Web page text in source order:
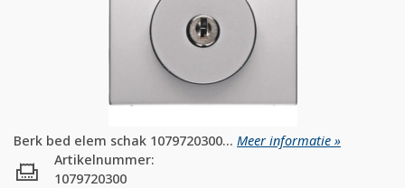
Berk bed elem schak 1079720300... Meer informatie »
Artikelnummer:
1079720300